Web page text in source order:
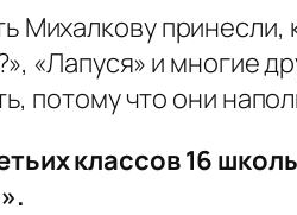
Михалкову
«Лапуся» и многие
потому что они
классов 16